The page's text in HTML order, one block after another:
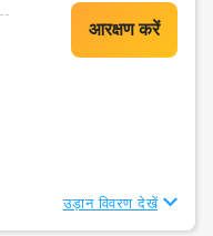
उड़ान विवरण देखें